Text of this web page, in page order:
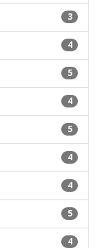
3
4
5
4
5
4
4
5
4